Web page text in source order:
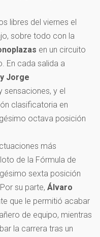
libres del viernes el
sobre todo con la
en un circuito
En cada salida a
Jorge
sensaciones, y el
clasificatoria en
octava posición
más
de la Fórmula de
sexta posición
su parte, Álvaro
que le permitió acabar
de equipo, mientras
la carrera tras un